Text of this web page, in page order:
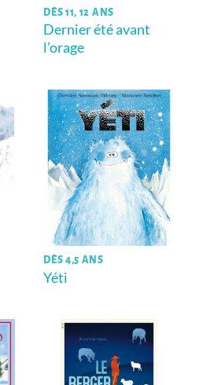
DÈS 11, 12 ANS
Dernier été avant
l’orage
DÈS 4,5 ANS
Yéti